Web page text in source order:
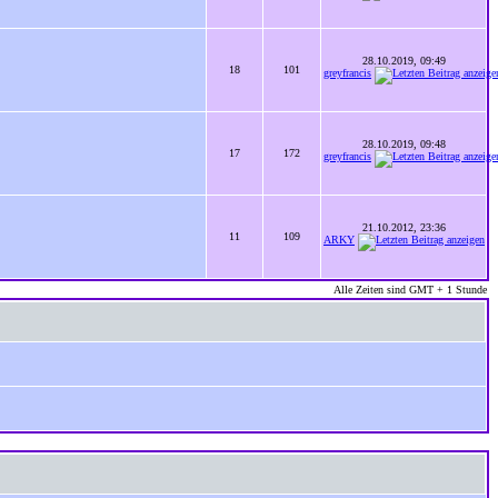
18 101
28.10.2019, 09:49
greyfrancis
17 172
28.10.2019, 09:48
greyfrancis
11 109
21.10.2012, 23:36
ARKY
Alle Zeiten sind GMT + 1 Stunde